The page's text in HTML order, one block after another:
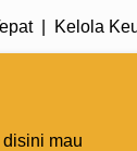
|Kelola
mau